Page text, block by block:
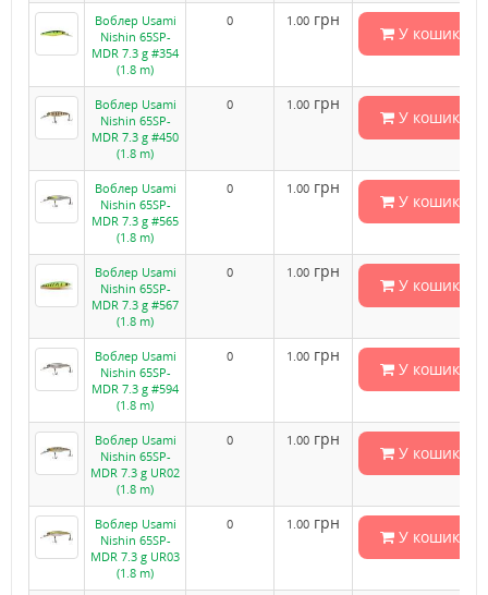
Воблер Usami
Nishin 65SP-
MDR 7.3 g #354
(1.8 m)
0 1.00 грн
У кошик
Воблер Usami
Nishin 65SP-
MDR 7.3 g #450
(1.8 m)
0 1.00 грн
У кошик
Воблер Usami
Nishin 65SP-
MDR 7.3 g #565
(1.8 m)
0 1.00 грн
У кошик
Воблер Usami
Nishin 65SP-
MDR 7.3 g #567
(1.8 m)
0 1.00 грн
У кошик
Воблер Usami
Nishin 65SP-
MDR 7.3 g #594
(1.8 m)
0 1.00 грн
У кошик
Воблер Usami
Nishin 65SP-
MDR 7.3 g UR02
(1.8 m)
0 1.00 грн
У кошик
Воблер Usami
Nishin 65SP-
MDR 7.3 g UR03
(1.8 m)
0 1.00 грн
У кошик